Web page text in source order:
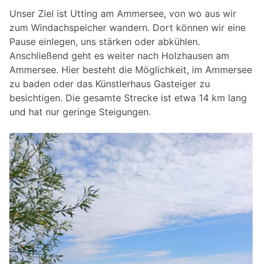
Unser Ziel ist Utting am Ammersee, von wo aus wir
zum Windachspeicher wandern. Dort können wir eine
Pause einlegen, uns stärken oder abkühlen.
Anschließend geht es weiter nach Holzhausen am
Ammersee. Hier besteht die Möglichkeit, im Ammersee
zu baden oder das Künstlerhaus Gasteiger zu
besichtigen. Die gesamte Strecke ist etwa 14 km lang
und hat nur geringe Steigungen.